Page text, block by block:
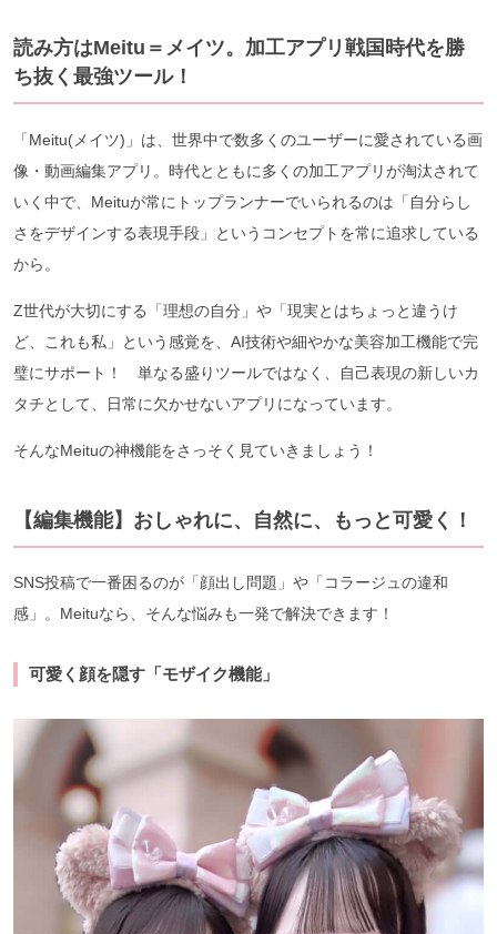
読み方はMeitu＝メイツ。加工アプリ戦国時代を勝
ち抜く最強ツール！
「Meitu(メイツ)」は、世界中で数多くのユーザーに愛されている画
像・動画編集アプリ。時代とともに多くの加工アプリが淘汰されて
いく中で、Meituが常にトップランナーでいられるのは「自分らし
さをデザインする表現手段」というコンセプトを常に追求している
から。
Z世代が大切にする「理想の自分」や「現実とはちょっと違うけ
ど、これも私」という感覚を、AI技術や細やかな美容加工機能で完
璧にサポート！ 単なる盛りツールではなく、自己表現の新しいカ
タチとして、日常に欠かせないアプリになっています。
そんなMeituの神機能をさっそく見ていきましょう！
【編集機能】おしゃれに、自然に、もっと可愛く！
SNS投稿で一番困るのが「顔出し問題」や「コラージュの違和
感」。Meituなら、そんな悩みも一発で解決できます！
可愛く顔を隠す「モザイク機能」